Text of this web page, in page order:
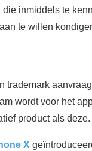
inmiddels te
te willen
trademark
wordt voor het
product als deze.
X